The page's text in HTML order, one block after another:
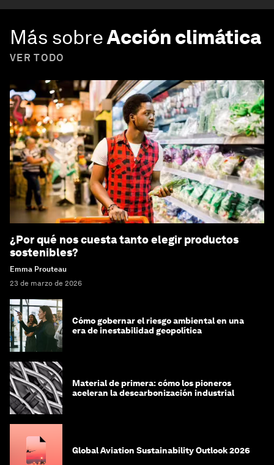
Más sobreAcción climática
VER TODO
¿Por qué nos cuesta tanto elegir productos
sostenibles?
Emma Prouteau
23 de marzo de 2026
Cómo gobernar el riesgo ambiental en una
era de inestabilidad geopolítica
Material de primera: cómo los pioneros
aceleran la descarbonización industrial
Global Aviation Sustainability Outlook 2026